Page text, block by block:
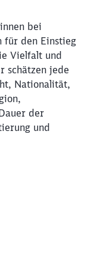
bei
für den Einstieg
Vielfalt und
schätzen jede
Nationalität,
der
und